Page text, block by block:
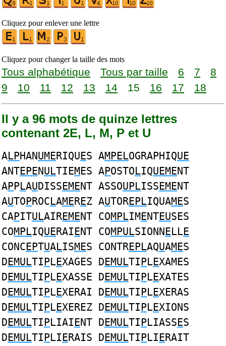
Cliquez pour enlever une lettre
Cliquez pour changer la taille des mots
Tous alphabétique Tous par taille 6 7
8
9
10 11 12 13 14 15 16 17 18
Il y a 96 mots de quinze lettres
contenant 2E, L, M, P et U
ALPHANUMERIQUES AMPELOGRAPHIQUE
ANTEPENULTIEMES APOSTOLIQUEMENT
APPLAUDISSEMENT ASSOUPLISSEMENT
AUTOPROCLAMEREZ AUTOREPLIQUAMES
CAPITULAIREMENT COMPLIMENTEUSES
COMPLIQUERAIENT COMPULSIONNELLE
CONCEPTUALISMES CONTREPLAQUAMES
DEMULTIPLEXAGES DEMULTIPLEXAMES
DEMULTIPLEXASSE DEMULTIPLEXATES
DEMULTIPLEXERAI DEMULTIPLEXERAS
DEMULTIPLEXEREZ DEMULTIPLEXIONS
DEMULTIPLIAIENT DEMULTIPLIASSES
DEMULTIPLIERAIS DEMULTIPLIERAIT